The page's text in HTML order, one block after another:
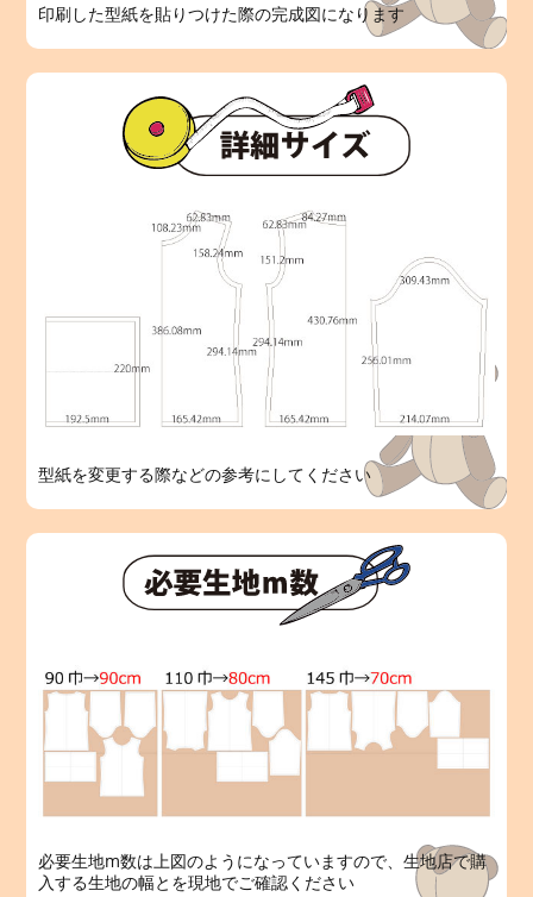
印刷した型紙を貼りつけた際の完成図になります
型紙を変更する際などの参考にしてください
必要生地m数は上図のようになっていますので、生地店で購
入する生地の幅とを現地でご確認ください